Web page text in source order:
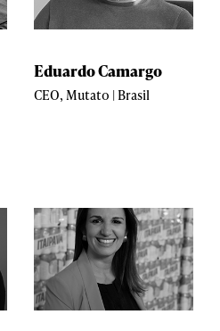
Eduardo Camargo
CEO, Mutato | Brasil